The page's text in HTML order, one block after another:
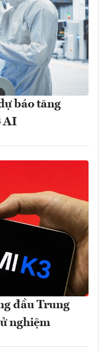
báo tăng
AI
đầu Trung
nghiệm